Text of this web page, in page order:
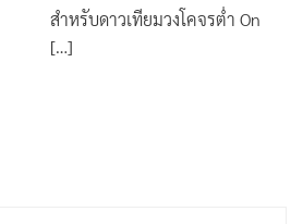
สำหรับดาวเทียมวงโคจรต่ำ On
[…]